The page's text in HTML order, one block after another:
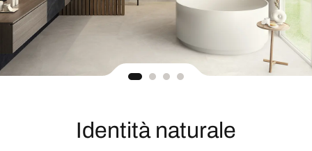
Identità naturale